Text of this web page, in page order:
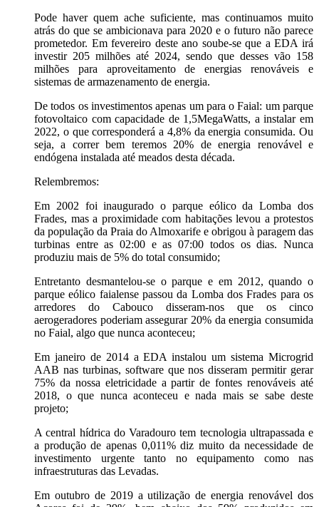
Pode haver quem ache suficiente, mas continuamos muito
atrás do que se ambicionava para 2020 e o futuro não parece
prometedor. Em fevereiro deste ano soube-se que a EDA irá
investir 205 milhões até 2024, sendo que desses vão 158
milhões para aproveitamento de energias renováveis e
sistemas de armazenamento de energia.
De todos os investimentos apenas um para o Faial: um parque
fotovoltaico com capacidade de 1,5MegaWatts, a instalar em
2022, o que corresponderá a 4,8% da energia consumida. Ou
seja, a correr bem teremos 20% de energia renovável e
endógena instalada até meados desta década.
Relembremos:
Em 2002 foi inaugurado o parque eólico da Lomba dos
Frades, mas a proximidade com habitações levou a protestos
da população da Praia do Almoxarife e obrigou à paragem das
turbinas entre as 02:00 e as 07:00 todos os dias. Nunca
produziu mais de 5% do total consumido;
Entretanto desmantelou-se o parque e em 2012, quando o
parque eólico faialense passou da Lomba dos Frades para os
arredores do Cabouco disseram-nos que os cinco
aerogeradores poderiam assegurar 20% da energia consumida
no Faial, algo que nunca aconteceu;
Em janeiro de 2014 a EDA instalou um sistema Microgrid
AAB nas turbinas, software que nos disseram permitir gerar
75% da nossa eletricidade a partir de fontes renováveis até
2018, o que nunca aconteceu e nada mais se sabe deste
projeto;
A central hídrica do Varadouro tem tecnologia ultrapassada e
a produção de apenas 0,011% diz muito da necessidade de
investimento urgente tanto no equipamento como nas
infraestruturas das Levadas.
Em outubro de 2019 a utilização de energia renovável dos